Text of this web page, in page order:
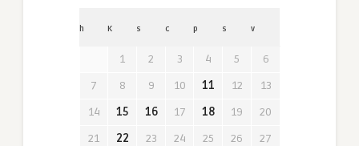
h K s c p s v
1 2 3 4 5
6
7
8 9 10 11 12
13
14
15 16 17 18 19
20
21
22 23 24 25 26
27